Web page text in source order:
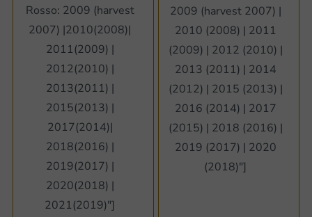
Rosso: 2009 (harvest
2007) |2010(2008)|
2011(2009) |
2012(2010) |
2013(2011) |
2015(2013) |
2017(2014)|
2018(2016) |
2019(2017) |
2020(2018) |
2021(2019)"]
2009 (harvest 2007) |
2010 (2008) | 2011
(2009) | 2012 (2010) |
2013 (2011) | 2014
(2012) | 2015 (2013) |
2016 (2014) | 2017
(2015) | 2018 (2016) |
2019 (2017) | 2020
(2018)"]